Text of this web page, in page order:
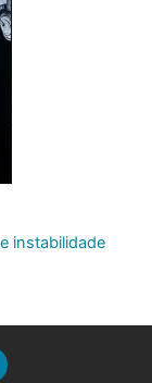
instabilidade